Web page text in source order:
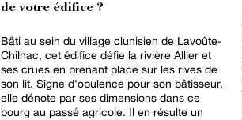
de votre édifice ?
Bâti au sein du village clunisien de Lavoûte-
Chilhac, cet édifice défie la rivière Allier et
ses crues en prenant place sur les rives de
son lit. Signe d'opulence pour son bâtisseur,
elle dénote par ses dimensions dans ce
bourg au passé agricole. Il en résulte un